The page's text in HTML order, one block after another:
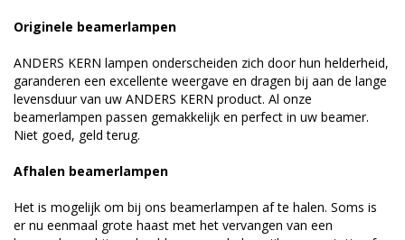
Originele beamerlampen
ANDERS KERN lampen onderscheiden zich door hun helderheid,
garanderen een excellente weergave en dragen bij aan de lange
levensduur van uw ANDERS KERN product. Al onze
beamerlampen passen gemakkelijk en perfect in uw beamer.
Niet goed, geld terug.
Afhalen beamerlampen
Het is mogelijk om bij ons beamerlampen af te halen. Soms is
er nu eenmaal grote haast met het vervangen van een